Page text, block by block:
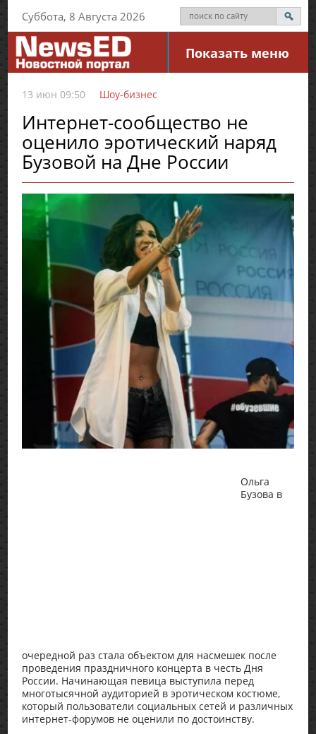
Суббота, 8 Августа 2026
Показать меню
13 июн 09:50 Шоу-бизнес
Интернет-сообщество не
оценило эротический наряд
Бузовой на Дне России
Ольга
Бузова в
очередной раз стала объектом для насмешек после
проведения праздничного концерта в честь Дня
России. Начинающая певица выступила перед
многотысячной аудиторией в эротическом костюме,
который пользователи социальных сетей и различных
интернет-форумов не оценили по достоинству.